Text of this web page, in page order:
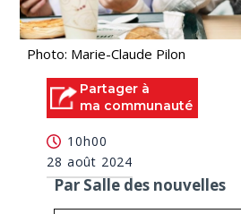
Photo: Marie-Claude Pilon
Partager à
ma communauté
10h00
28 août 2024
Par Salle des nouvelles